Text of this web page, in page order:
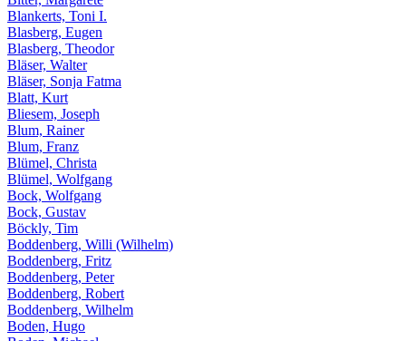
Blankerts, Toni I.
Blasberg, Eugen
Blasberg, Theodor
Bläser, Walter
Bläser, Sonja Fatma
Blatt, Kurt
Bliesem, Joseph
Blum, Rainer
Blum, Franz
Blümel, Christa
Blümel, Wolfgang
Bock, Wolfgang
Bock, Gustav
Böckly, Tim
Boddenberg, Willi (Wilhelm)
Boddenberg, Fritz
Boddenberg, Peter
Boddenberg, Robert
Boddenberg, Wilhelm
Boden, Hugo